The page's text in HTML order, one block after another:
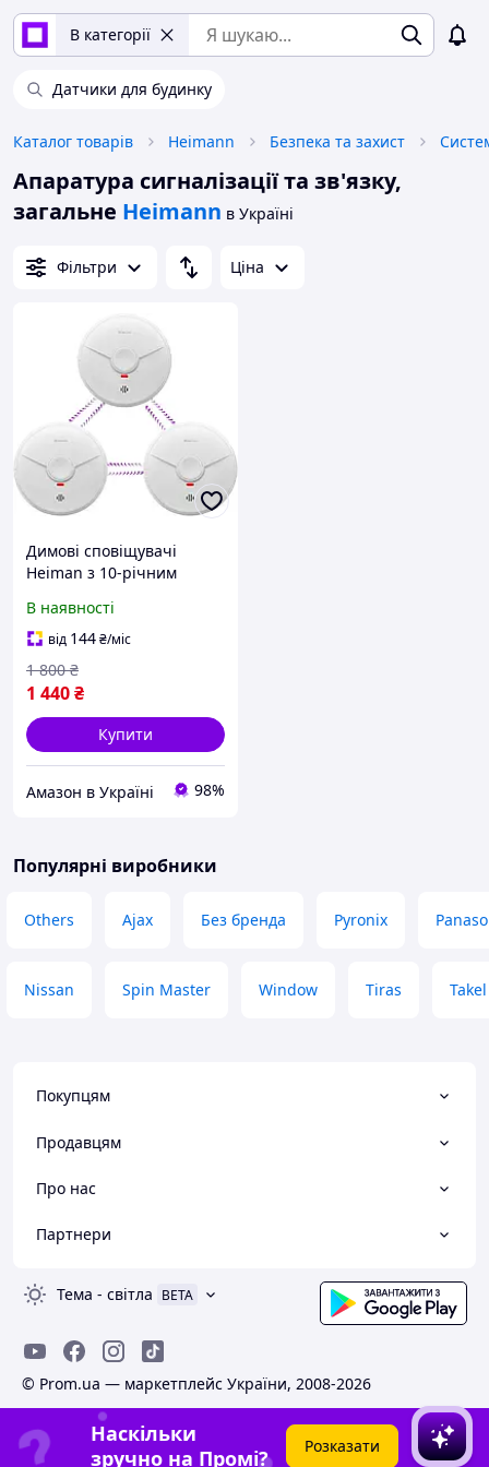
В категорії
Датчики для будинку
Каталог товарів Heimann Безпека та захист
Апаратура сигналізації та зв'язку,
загальне Heimann в Україні
Фільтри Ціна
Димові сповіщувачі
Heiman з 10-річним
комплект пожежної
сигналізації,
сертифіковані TÜV та DIN
EN 14604
В наявності
від 144₴/міс
1 440₴
1 800 ₴
Купити
Амазон в Україні 98%
Популярні виробники
Others Ajax Без бренда Pyronix
Nissan Spin Master Window Tiras Takel
Покупцям
Продавцям
Про нас
Партнери
Тема - світла BETA
© Prom.ua — маркетплейс України, 2008-2026
Наскільки
зручно на Промі?
Розказати